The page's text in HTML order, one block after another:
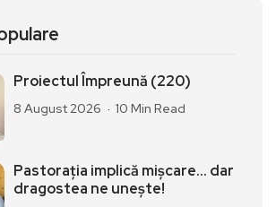
Proiectul Împreună (220)
8 August 2026 10 Min Read
Pastorația implică mișcare… dar
dragostea ne unește!